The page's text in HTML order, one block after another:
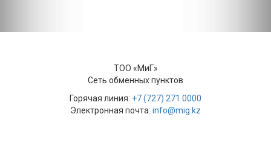
ТОО «МиГ»
Сеть обменных пунктов
Горячая линия: +7 (727) 271 0000
Электронная почта: info@mig.kz